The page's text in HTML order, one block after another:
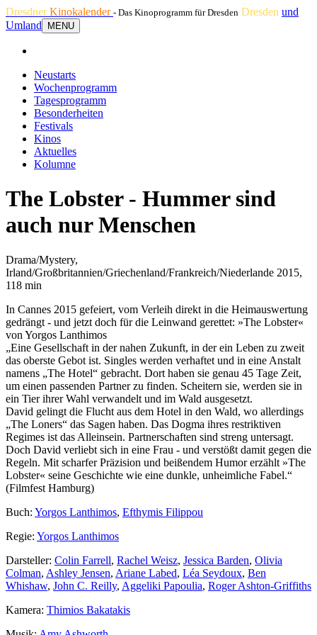
DresdnerKinokalender - Das Kinoprogramm für Dresden Dresden und
Umland
MENU
Neustarts
Wochenprogramm
Tagesprogramm
Besonderheiten
Festivals
Kinos
Aktuelles
Kolumne
The Lobster - Hummer sind
auch nur Menschen
Drama/Mystery,
Irland/Großbritannien/Griechenland/Frankreich/Niederlande 2015,
118 min
In Cannes 2015 gefeiert, vom Verleih direkt in die Heimauswertung
gedrängt - und jetzt doch für die Leinwand gerettet: »The Lobster«
von Yorgos Lanthimos
„Eine Gesellschaft in der nahen Zukunft, in der ein Leben zu zweit
das oberste Gebot ist. Singles werden verhaftet und in eine Anstalt
namens „The Hotel“ gebracht. Dort haben sie genau 45 Tage Zeit,
um einen passenden Partner zu finden. Scheitern sie, werden sie in
ein Tier ihrer Wahl verwandelt und im Wald ausgesetzt.
David gelingt die Flucht aus dem Hotel in den Wald, wo allerdings
„The Loners“ das Sagen haben. Das Dogma ihres restriktiven
Regimes ist das Alleinsein. Partnerschaften sind streng untersagt.
Doch David verliebt sich in eine Frau - und verstößt damit gegen die
Regeln. Mit scharfer Präzision und beißendem Humor erzählt »The
Lobster« seine Geschichte wie eine dunkle, unheimliche Fabel.“
(Filmfest Hamburg)
Buch: Yorgos Lanthimos, Efthymis Filippou
Regie: Yorgos Lanthimos
Darsteller: Colin Farrell, Rachel Weisz, Jessica Barden, Olivia
Colman, Ashley Jensen, Ariane Labed, Léa Seydoux, Ben
Whishaw, John C. Reilly, Aggeliki Papoulia, Roger Ashton-Griffiths
Kamera: Thimios Bakatakis